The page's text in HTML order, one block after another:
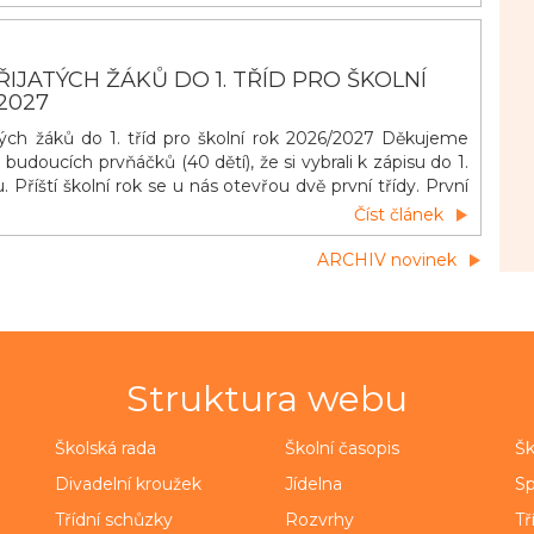
ŽÁKŮ DO 1. TŘÍD PRO ŠKOLNÍ
žáků do 1. tříd pro školní rok 2026/2027 Děkujeme
prvňáčků (40 dětí), že si vybrali k zápisu do 1.
Příští školní rok se u nás otevřou dvě první třídy. První
budoucích prvňáčků proběhne během měsíce června.
během druhé poloviny května rodičům e-maily s
Číst článek
ARCHIV novinek
Struktura webu
Školská rada Školní časopis
Divadelní kroužek
Jídelna
Třídní schůzky
Rozvrhy